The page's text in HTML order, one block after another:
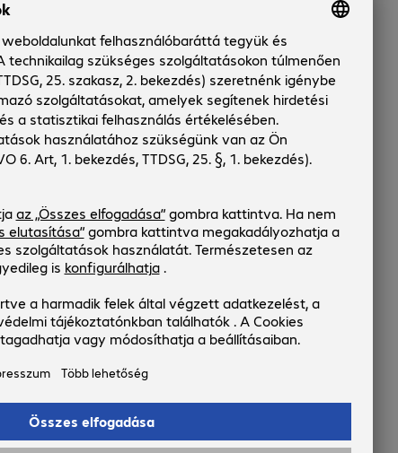
8203,00 Ft
szállítási díjnélkül
dátum: 12.
rendelési
a szállítási idő
darab elérhető